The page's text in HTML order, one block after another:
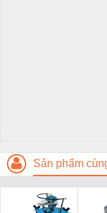
Sản phẩm